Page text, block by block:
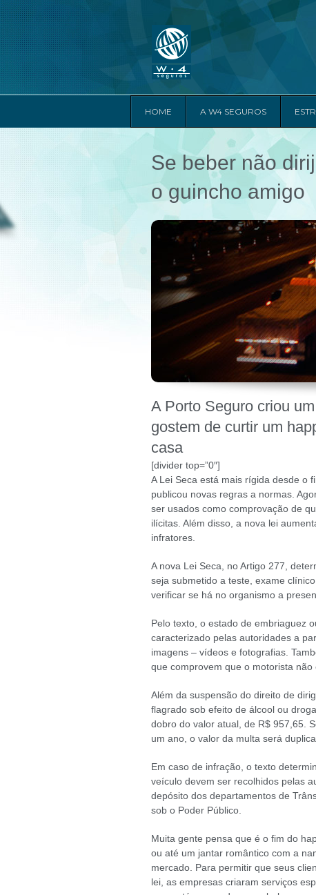
HOME A W4 SEGUROS
Se beber não
o guincho amigo
A Porto Seguro criou
gostem de curtir um
casa
[divider top=”0″]
A Lei Seca está mais rígida desde o
publicou novas regras a normas.
ser usados como comprovação de
ilícitas. Além disso, a nova lei
infratores.
A nova Lei Seca, no Artigo 277,
seja submetido a teste, exame
verificar se há no organismo a
Pelo texto, o estado de embriaguez
caracterizado pelas autoridades a
imagens – vídeos e fotografias.
que comprovem que o motorista não
Além da suspensão do direito de
flagrado sob efeito de álcool ou
dobro do valor atual, de R$ 957,65.
um ano, o valor da multa será
Em caso de infração, o texto
veículo devem ser recolhidos pelas
depósito dos departamentos de
sob o Poder Público.
Muita gente pensa que é o fim do
ou até um jantar romântico com a
mercado. Para permitir que seus
lei, as empresas criaram serviços